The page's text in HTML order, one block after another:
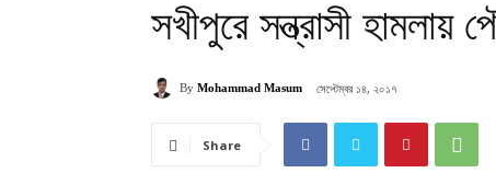
সখীপুরে সন্ত্রাসী
By Mohammad Masum সেপ্টেম্বর ১৪, ২০১৭
Share